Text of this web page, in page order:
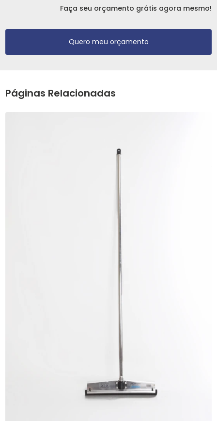
Faça seu orçamento grátis agora mesmo!
Quero meu orçamento
Páginas Relacionadas